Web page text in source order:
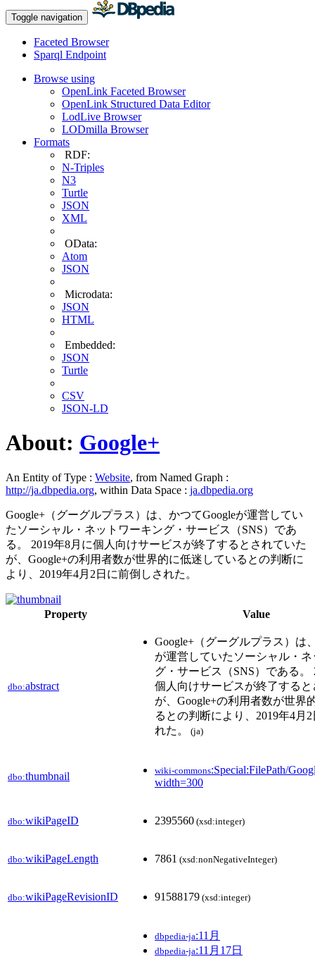
Toggle navigation
Faceted Browser
Sparql Endpoint
Browse using
OpenLink Faceted Browser
OpenLink Structured Data Editor
LodLive Browser
LODmilla Browser
Formats
RDF:
N-Triples
N3
Turtle
JSON
XML
OData:
Atom
JSON
Microdata:
JSON
HTML
Embedded:
JSON
Turtle
CSV
JSON-LD
About: Google+
An Entity of Type : Website, from Named Graph :
http://ja.dbpedia.org, within Data Space : ja.dbpedia.org
Google+（グーグルプラス）は、かつてGoogleが運営してい
たソーシャル・ネットワーキング・サービス（SNS）であ
る。 2019年8月に個人向けサービスが終了するとされていた
が、Google+の利用者数が世界的に低迷しているとの判断に
より、2019年4月2日に前倒しされた。
Property Value
dbo:abstract
Google+（グーグルプラス）は
が運営していたソーシャル・
グ・サービス（SNS）である。
個人向けサービスが終了する
が、Google+の利用者数が世界
るとの判断により、2019年4月
れた。
(ja)
dbo:thumbnail wiki-commons:Special:FilePath/
width=300
dbo:wikiPageID 2395560 (xsd:integer)
dbo:wikiPageLength 7861 (xsd:nonNegativeInteger)
dbo:wikiPageRevisionID 91588179 (xsd:integer)
dbpedia-ja:11月
dbpedia-ja:11月17日